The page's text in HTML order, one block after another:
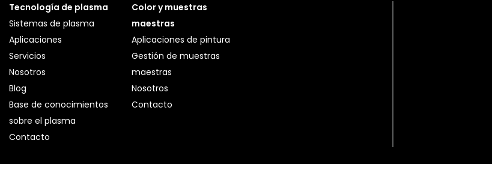
Tecnología de plasma
Sistemas de plasma
Aplicaciones
Servicios
Nosotros
Blog
Base de conocimientos
sobre el plasma
Contacto
Color y muestras
maestras
Aplicaciones de pintura
Gestión de muestras
maestras
Nosotros
Contacto